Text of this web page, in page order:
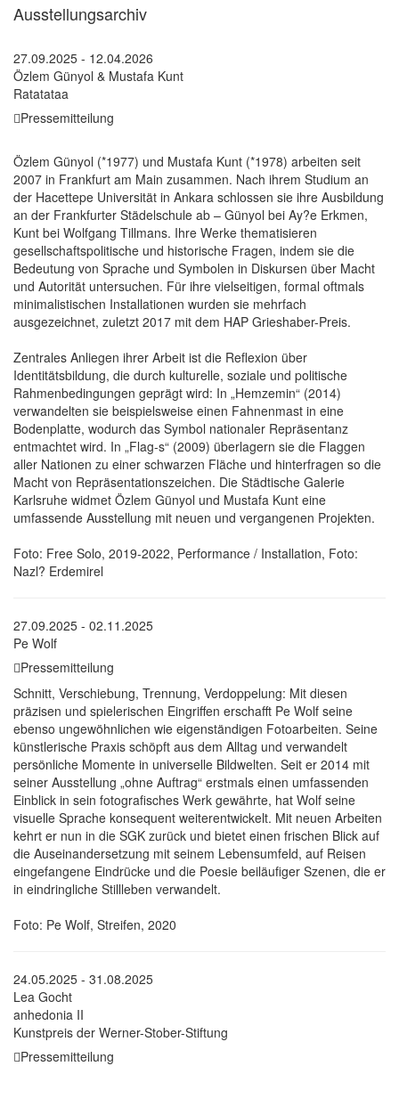
Ausstellungsarchiv
27.09.2025 - 12.04.2026
Özlem Günyol & Mustafa Kunt
Ratatataa
Pressemitteilung
Özlem Günyol (*1977) und Mustafa Kunt (*1978) arbeiten seit
2007 in Frankfurt am Main zusammen. Nach ihrem Studium an
der Hacettepe Universität in Ankara schlossen sie ihre Ausbildung
an der Frankfurter Städelschule ab – Günyol bei Ay?e Erkmen,
Kunt bei Wolfgang Tillmans. Ihre Werke thematisieren
gesellschaftspolitische und historische Fragen, indem sie die
Bedeutung von Sprache und Symbolen in Diskursen über Macht
und Autorität untersuchen. Für ihre vielseitigen, formal oftmals
minimalistischen Installationen wurden sie mehrfach
ausgezeichnet, zuletzt 2017 mit dem HAP Grieshaber-Preis.
Zentrales Anliegen ihrer Arbeit ist die Reflexion über
Identitätsbildung, die durch kulturelle, soziale und politische
Rahmenbedingungen geprägt wird: In „Hemzemin“ (2014)
verwandelten sie beispielsweise einen Fahnenmast in eine
Bodenplatte, wodurch das Symbol nationaler Repräsentanz
entmachtet wird. In „Flag-s“ (2009) überlagern sie die Flaggen
aller Nationen zu einer schwarzen Fläche und hinterfragen so die
Macht von Repräsentationszeichen. Die Städtische Galerie
Karlsruhe widmet Özlem Günyol und Mustafa Kunt eine
umfassende Ausstellung mit neuen und vergangenen Projekten.
Foto: Free Solo, 2019-2022, Performance / Installation, Foto:
Nazl? Erdemirel
27.09.2025 - 02.11.2025
Pe Wolf
Pressemitteilung
Schnitt, Verschiebung, Trennung, Verdoppelung: Mit diesen
präzisen und spielerischen Eingriffen erschafft Pe Wolf seine
ebenso ungewöhnlichen wie eigenständigen Fotoarbeiten. Seine
künstlerische Praxis schöpft aus dem Alltag und verwandelt
persönliche Momente in universelle Bildwelten. Seit er 2014 mit
seiner Ausstellung „ohne Auftrag“ erstmals einen umfassenden
Einblick in sein fotografisches Werk gewährte, hat Wolf seine
visuelle Sprache konsequent weiterentwickelt. Mit neuen Arbeiten
kehrt er nun in die SGK zurück und bietet einen frischen Blick auf
die Auseinandersetzung mit seinem Lebensumfeld, auf Reisen
eingefangene Eindrücke und die Poesie beiläufiger Szenen, die er
in eindringliche Stillleben verwandelt.
Foto: Pe Wolf, Streifen, 2020
24.05.2025 - 31.08.2025
Lea Gocht
anhedonia II
Kunstpreis der Werner-Stober-Stiftung
Pressemitteilung